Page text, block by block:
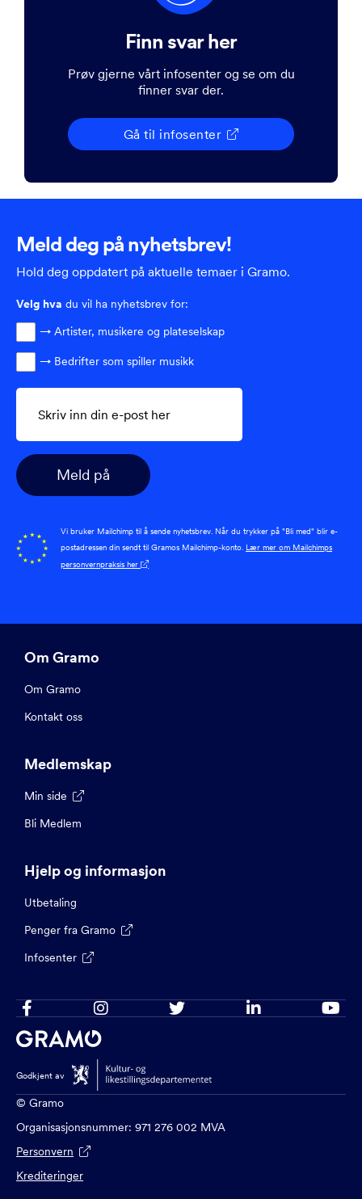
Finn svar her
Prøv gjerne vårt infosenter og se om du
finner svar der.
Gå til infosenter 
Meld deg på nyhetsbrev!
Hold deg oppdatert på aktuelle temaer i Gramo.
Velg hva du vil ha nyhetsbrev for:
→ Artister, musikere og plateselskap
→ Bedrifter som spiller musikk
Vi bruker Mailchimp til å sende nyhetsbrev. Når du trykker på "Bli med" blir e-
postadressen din sendt til Gramos Mailchimp-konto. Lær mer om Mailchimps
personvernpraksis her 
Om Gramo
Om Gramo
Kontakt oss
Medlemskap
Min side 
Bli Medlem
Hjelp og informasjon
Utbetaling
Penger fra Gramo 
Infosenter 
    
Godkjent av
© Gramo
Organisasjonsnummer: 971 276 002 MVA
Personvern 
Krediteringer